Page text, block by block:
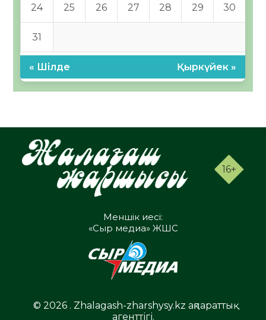
24 25 26 27 28 29 30
31
« Шілде Қыркүйек »
16+
Меншік иесі:
«Сыр медиа» ЖШС
© 2026 . Zhalagash-zharshysy.kz ақпараттық
агенттігі.